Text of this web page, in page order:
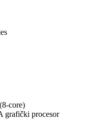
core)
grafički procesor